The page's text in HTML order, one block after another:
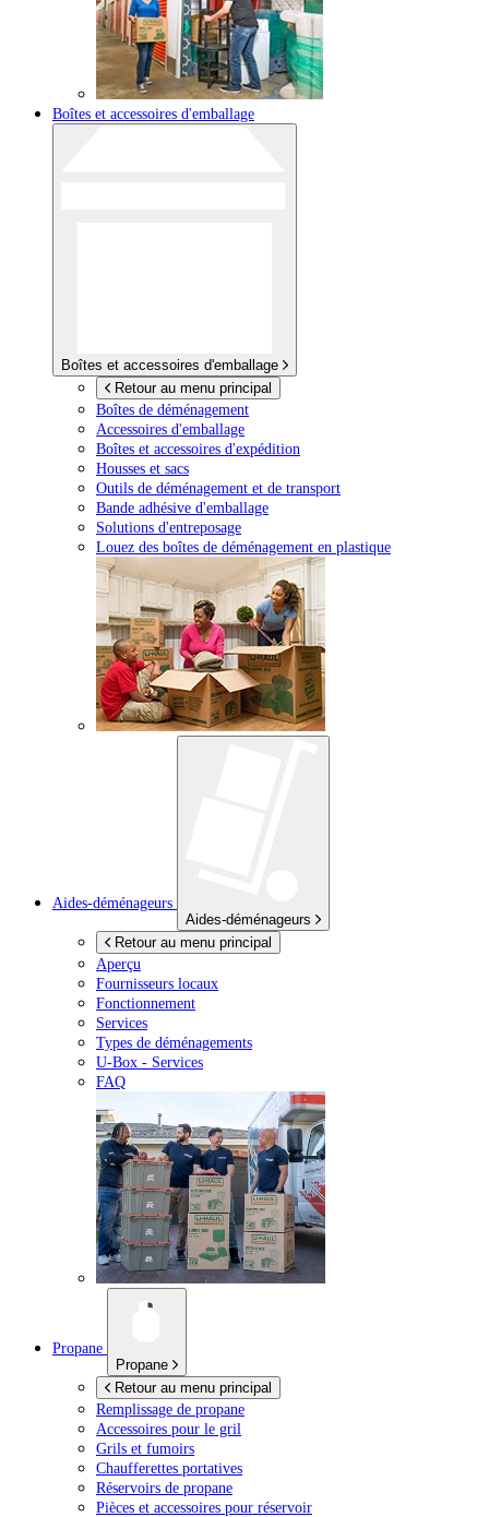
Boîtes et accessoires d'emballage
Boîtes et accessoires d'emballage
Retour au menu principal
Boîtes de déménagement
Accessoires d'emballage
Boîtes et accessoires d'expédition
Housses et sacs
Outils de déménagement et de transport
Bande adhésive d'emballage
Solutions d'entreposage
Louez des boîtes de déménagement en plastique
Aides-déménageurs
Aides-déménageurs
Retour au menu principal
Aperçu
Fournisseurs locaux
Fonctionnement
Services
Types de déménagements
U-Box - Services
FAQ
Propane
Propane
Retour au menu principal
Remplissage de propane
Accessoires pour le gril
Grils et fumoirs
Chaufferettes portatives
Réservoirs de propane
Pièces et accessoires pour réservoir